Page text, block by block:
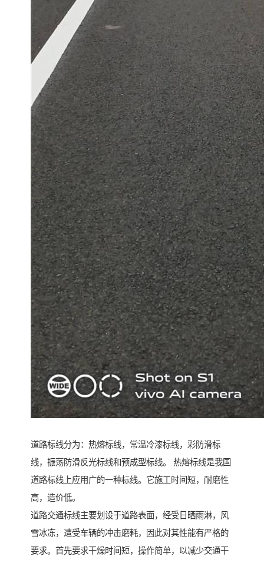
道路标线分为：热熔标线，常温冷漆标线，彩防滑标
线，振荡防滑反光标线和预成型标线。 热熔标线是我国
道路标线上应用广的一种标线。它施工时间短，耐磨性
高，造价低。
道路交通标线主要划设于道路表面，经受日晒雨淋，风
雪冰冻，遭受车辆的冲击磨耗，因此对其性能有严格的
要求。首先要求干燥时间短，操作简单，以减少交通干